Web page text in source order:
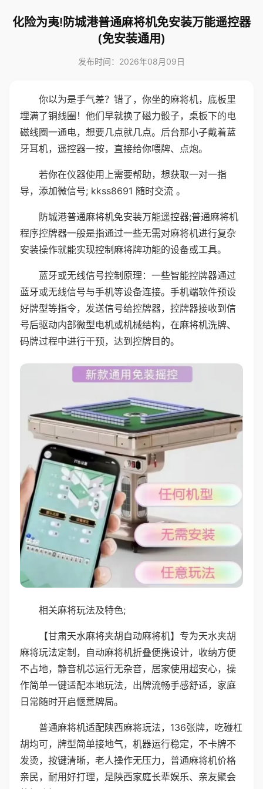
化险为夷!防城港普通麻将机免安装万能遥控器
(免安装通用)
发布时间：2026年08月09日
你以为是手气差？错了，你坐的麻将机，底板里
埋满了铜线圈！他们早就换了磁力骰子，桌板下的电
磁线圈一通电，想要几点就几点。后台那小子戴着蓝
牙耳机，遥控器一按，直接给你喂牌、点炮。
若你在仪器使用上需要帮助，想获取一对一指
导，添加微信号; kkss8691 随时交流 。
防城港普通麻将机免安装万能遥控器;普通麻将机
程序控牌器一般是指通过一些无需对麻将机进行复杂
安装操作就能实现控制麻将牌功能的设备或工具。
蓝牙或无线信号控制原理：一些智能控牌器通过
蓝牙或无线信号与手机等设备连接。手机端软件预设
好牌型等指令，发送信号给控牌器，控牌器接收到信
号后驱动内部微型电机或机械结构，在麻将机洗牌、
码牌过程中进行干预，达到控牌目的。
相关麻将玩法及特色;
【甘肃天水麻将夹胡自动麻将机】专为天水夹胡
麻将玩法定制，自动麻将机折叠便携设计，收纳方便
不占地，静音机芯运行无杂音，居家使用超安心，操
作简单一键适配本地玩法，出牌流畅手感舒适，家庭
日常随时开启惬意牌局。
普通麻将机适配陕西麻将玩法，136张牌，吃碰杠
胡均可，牌型简单接地气，机器运行稳定，不卡牌不
发烫，按键清晰，老人操作无压力，普通麻将机价格
亲民，耐用好打理，是陕西家庭长辈娱乐、亲友聚会